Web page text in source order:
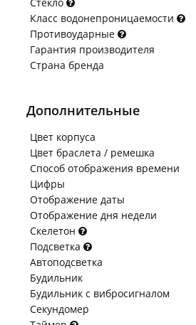
Класс водонепроницаемости
Противоударные
Гарантия производителя
Страна бренда
Дополнительные
Цвет корпуса
Цвет браслета / ремешка
Способ отображения времени
Цифры
Отображение даты
Отображение дня недели
Скелетон
Подсветка
Автоподсветка
Будильник
Будильник с вибросигналом
Секундомер